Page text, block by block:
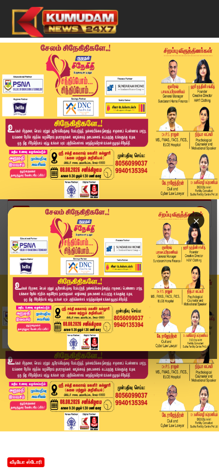
×
Home
வீடியோ ஸ்டோரி
கூட்டு பாலியல் வன்கொடுமை வழக்கில் ஆஜர் | Women ...
வீடியோ ஸ்டோரி